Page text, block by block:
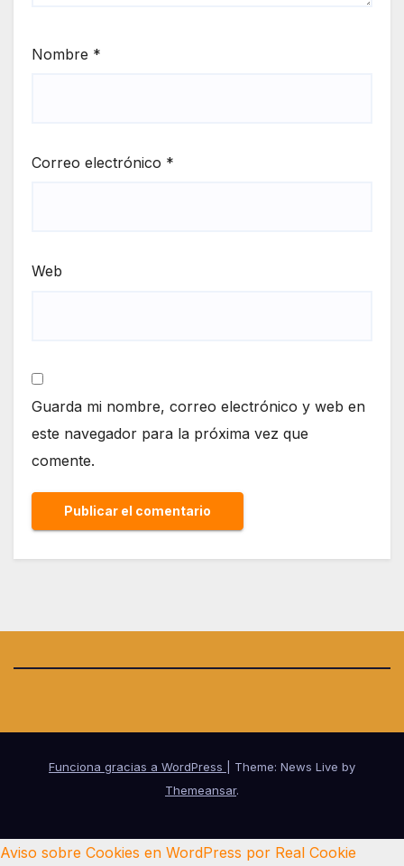
Nombre *
Correo electrónico *
Web
Guarda mi nombre, correo electrónico y web en
este navegador para la próxima vez que
comente.
Funciona gracias a WordPress
Theme: News Live by
Themeansar.
Aviso sobre Cookies en WordPress por Real Cookie